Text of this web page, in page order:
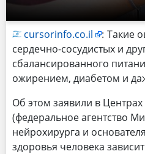
cursorinfo.co.il : Такие
сердечно-сосудистых и
сбалансированного
ожирением, диабетом и
Об этом заявили в
(федеральное агентство
нейрохирурга и
здоровья человека